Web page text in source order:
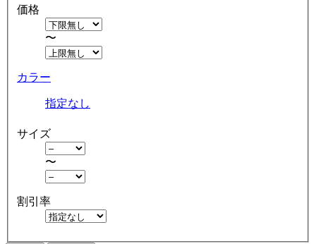
価格
〜
カラー
指定なし
サイズ
〜
割引率